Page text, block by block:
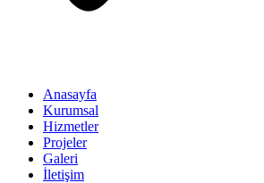
Anasayfa
Kurumsal
Hizmetler
Projeler
Galeri
İletişim